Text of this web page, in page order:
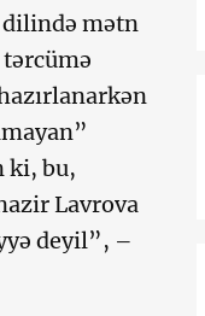
mətn
ki, bu,
Lavrova
deyil”, –